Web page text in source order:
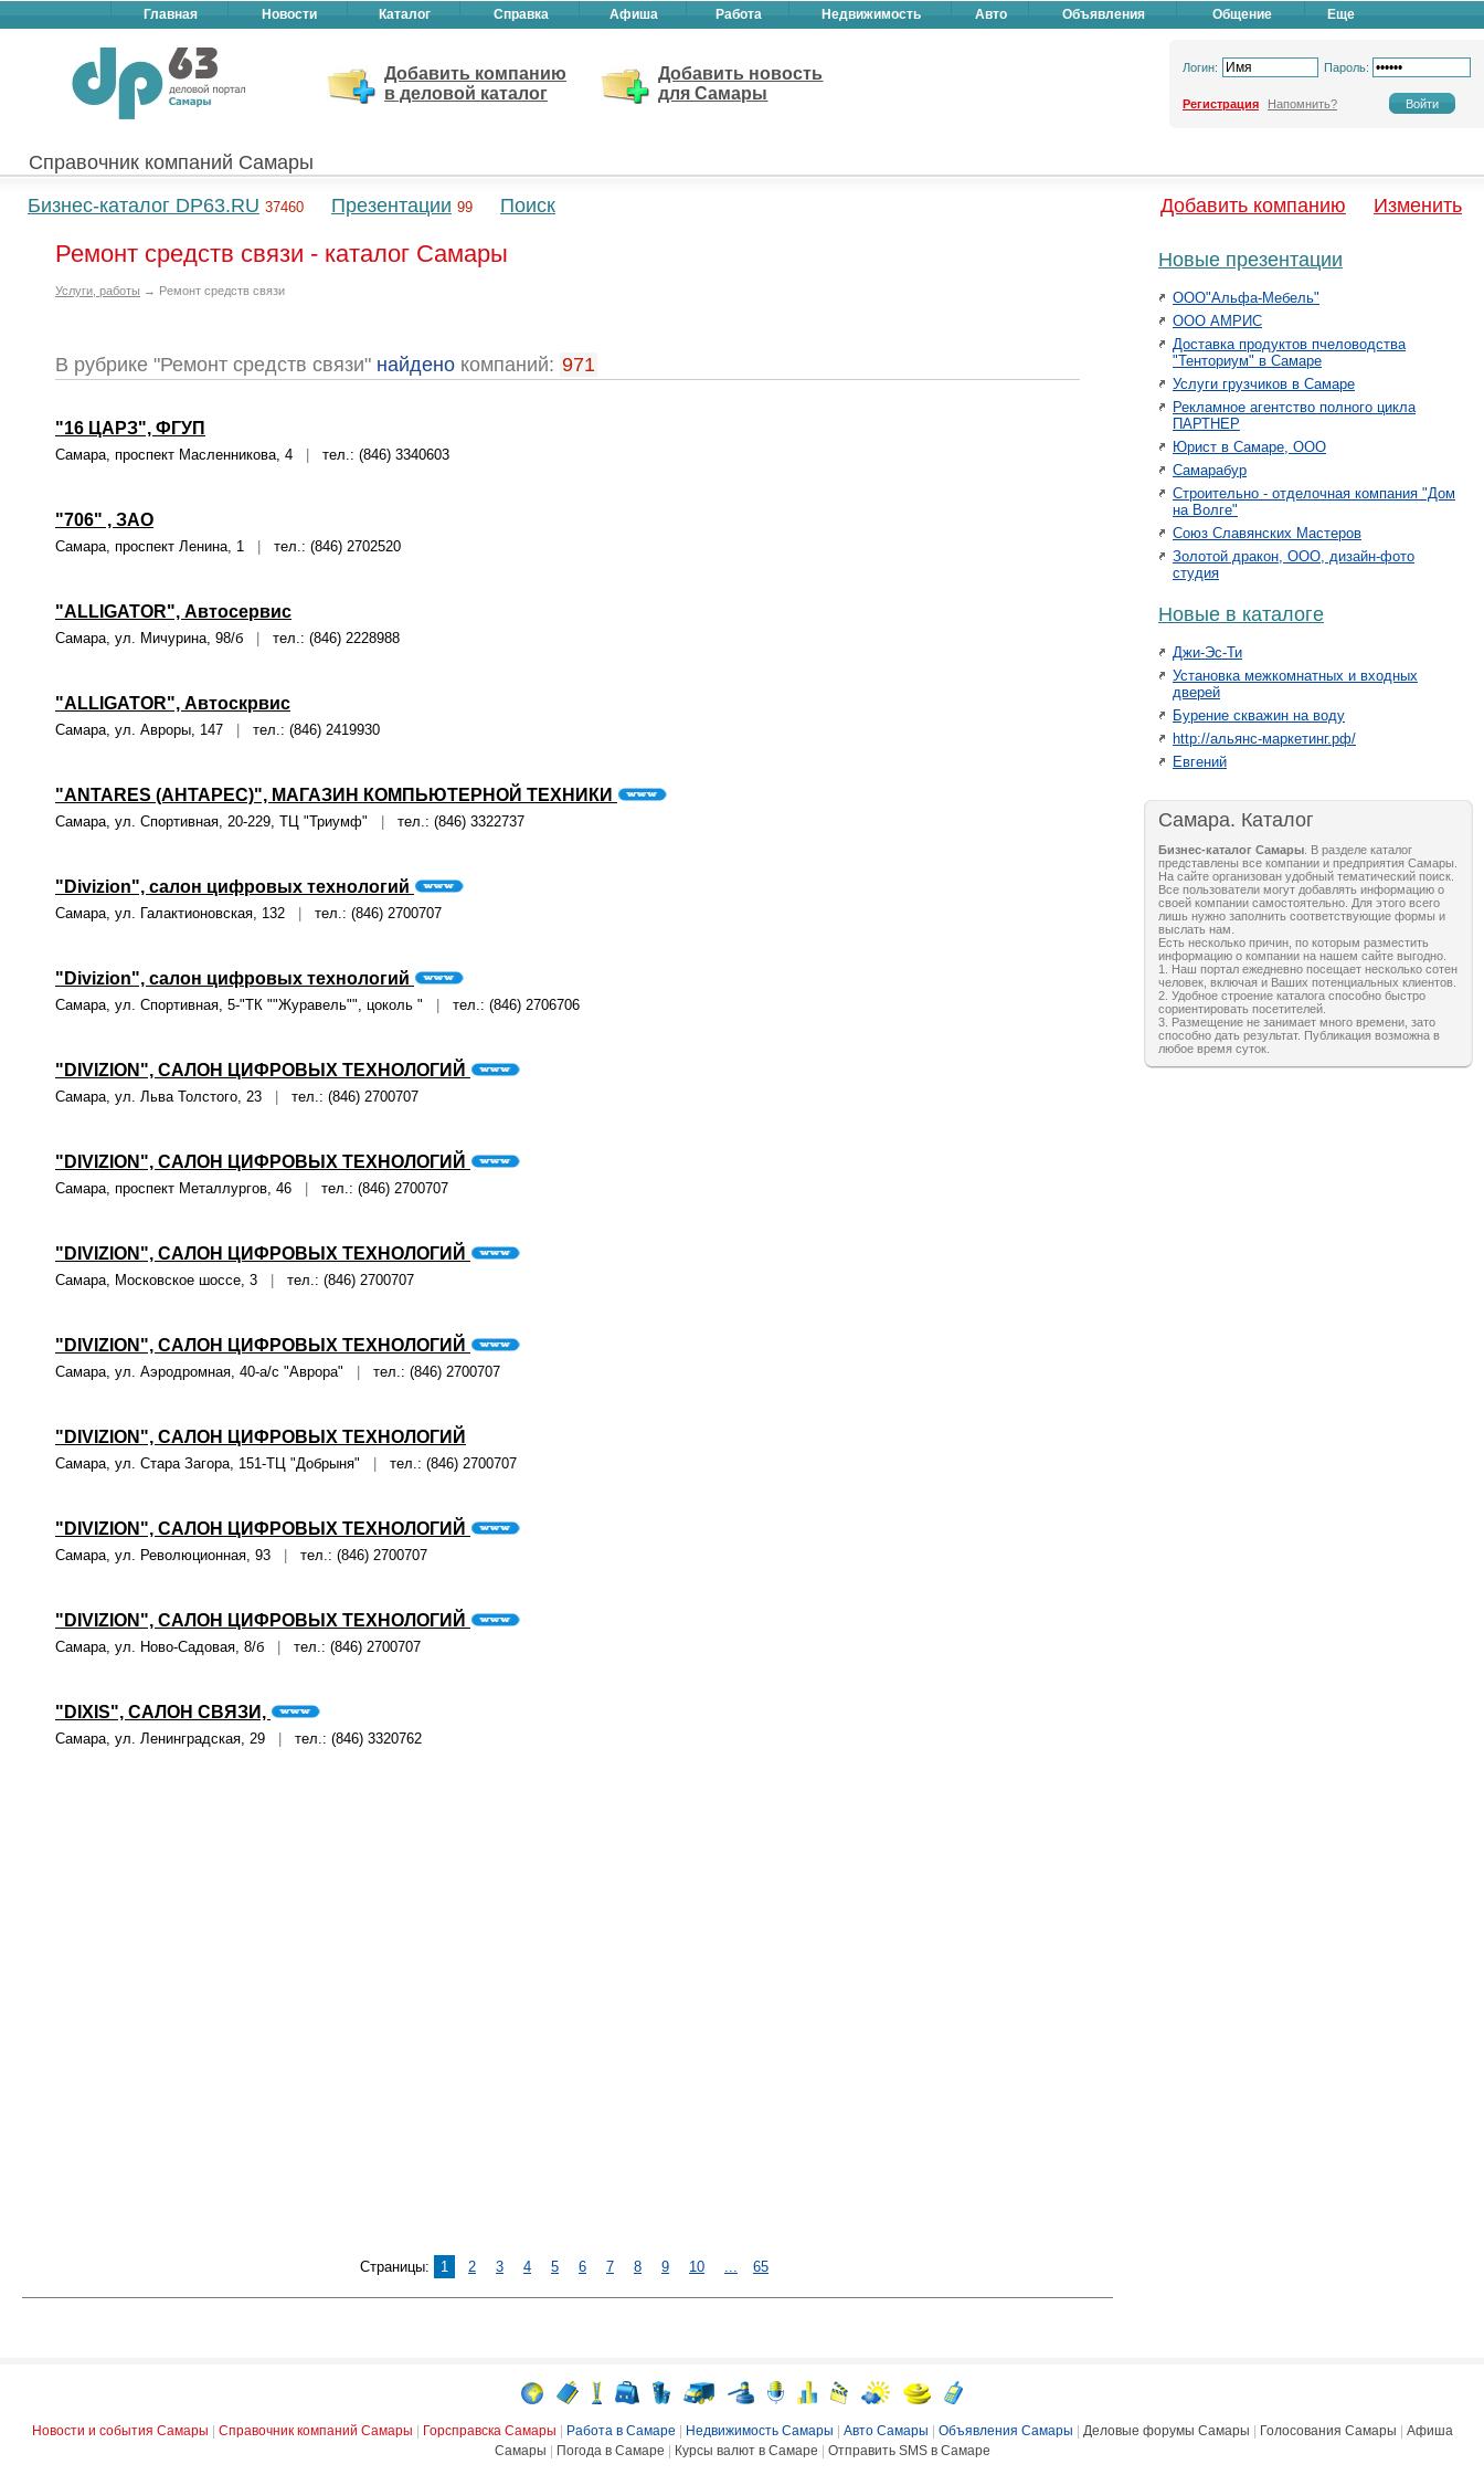
Главная Новости Каталог Справка Афиша Работа Недвижимость Авто Объявления Общение Еще
Добавить компанию
в деловой каталог
Добавить новость
для Самары
Логин: Пароль:
Регистрация Напомнить?
Справочник компаний Самары
Бизнес-каталог DP63.RU 37460 Презентации 99 Поиск Добавить компанию Изменить
Ремонт средств связи - каталог Самары
Услуги, работы → Ремонт средств связи
В рубрике "Ремонт средств связи" найдено компаний: 971
"16 ЦАРЗ", ФГУП
Самара, проспект Масленникова, 4 тел.: (846) 3340603
"706" , ЗАО
Самара, проспект Ленина, 1 тел.: (846) 2702520
"ALLIGATOR", Автосервис
Самара, ул. Мичурина, 98/б тел.: (846) 2228988
"ALLIGATOR", Автоскрвис
Самара, ул. Авроры, 147 тел.: (846) 2419930
"ANTARES (АНТАРЕС)", МАГАЗИН КОМПЬЮТЕРНОЙ ТЕХНИКИ
Самара, ул. Спортивная, 20-229, ТЦ "Триумф" тел.: (846) 3322737
"Divizion", салон цифровых технологий
Самара, ул. Галактионовская, 132 тел.: (846) 2700707
"Divizion", салон цифровых технологий
Самара, ул. Спортивная, 5-"ТК ""Журавель"", цоколь " тел.: (846) 2706706
"DIVIZION", САЛОН ЦИФРОВЫХ ТЕХНОЛОГИЙ
Самара, ул. Льва Толстого, 23 тел.: (846) 2700707
"DIVIZION", САЛОН ЦИФРОВЫХ ТЕХНОЛОГИЙ
Самара, проспект Металлургов, 46 тел.: (846) 2700707
"DIVIZION", САЛОН ЦИФРОВЫХ ТЕХНОЛОГИЙ
Самара, Московское шоссе, 3 тел.: (846) 2700707
"DIVIZION", САЛОН ЦИФРОВЫХ ТЕХНОЛОГИЙ
Самара, ул. Аэродромная, 40-а/с "Аврора" тел.: (846) 2700707
"DIVIZION", САЛОН ЦИФРОВЫХ ТЕХНОЛОГИЙ
Самара, ул. Стара Загора, 151-ТЦ "Добрыня" тел.: (846) 2700707
"DIVIZION", САЛОН ЦИФРОВЫХ ТЕХНОЛОГИЙ
Самара, ул. Революционная, 93 тел.: (846) 2700707
"DIVIZION", САЛОН ЦИФРОВЫХ ТЕХНОЛОГИЙ
Самара, ул. Ново-Садовая, 8/б тел.: (846) 2700707
"DIXIS", САЛОН СВЯЗИ,
Самара, ул. Ленинградская, 29 тел.: (846) 3320762
Страницы: 1 2 3 4 5 6 7 8 9 10 ... 65
Новые презентации
ООО"Альфа-Мебель"
ООО АМРИС
Доставка продуктов пчеловодства
"Тенториум" в Самаре
Услуги грузчиков в Самаре
Рекламное агентство полного цикла
ПАРТНЕР
Юрист в Самаре, ООО
Самарабур
Строительно - отделочная компания "Дом
на Волге"
Союз Славянских Мастеров
Золотой дракон, ООО, дизайн-фото
студия
Новые в каталоге
Джи-Эс-Ти
Установка межкомнатных и входных
дверей
Бурение скважин на воду
http://альянс-маркетинг.рф/
Евгений
Самара. Каталог
Бизнес-каталог Самары . В разделе каталог
представлены все компании и предприятия Самары.
На сайте организован удобный тематический поиск.
Все пользователи могут добавлять информацию о
своей компании самостоятельно. Для этого всего
лишь нужно заполнить соответствующие формы и
выслать нам.
Есть несколько причин, по которым разместить
информацию о компании на нашем сайте выгодно.
1. Наш портал ежедневно посещает несколько сотен
человек, включая и Ваших потенциальных клиентов.
2. Удобное строение каталога способно быстро
сориентировать посетителей.
3. Размещение не занимает много времени, зато
способно дать результат. Публикация возможна в
любое время суток.
Новости и события Самары Справочник компаний Самары Горсправска Самары Работа в Самаре Недвижимость Самары Авто Самары Объявления Самары Деловые форумы Самары Голосования Самары
Афиша
Самары
Погода в Самаре Курсы валют в Самаре Отправить SMS в Самаре